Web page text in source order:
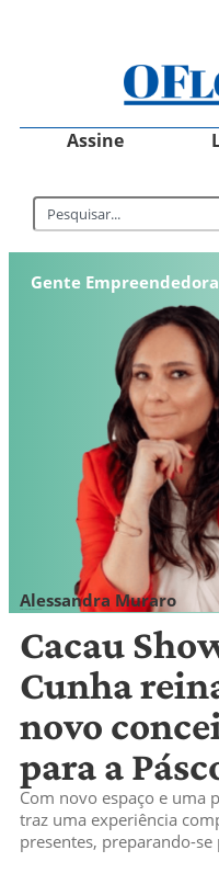
Assine
Gente Empreendedora
Alessandra Muraro
Cacau
Cunha
novo
para a
Com novo espaço e uma
traz uma experiência
presentes, preparando-